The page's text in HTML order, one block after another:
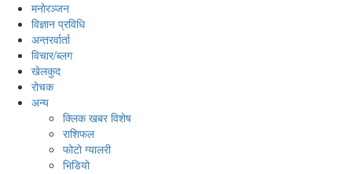
मनाेरञ्जन
विज्ञान प्रविधि
अन्तरर्वार्ता
विचार/ब्लग
खेलकुद
रोचक
अन्य
क्लिक खबर विशेष
राशिफल
फोटो ग्यालरी
भिडियो